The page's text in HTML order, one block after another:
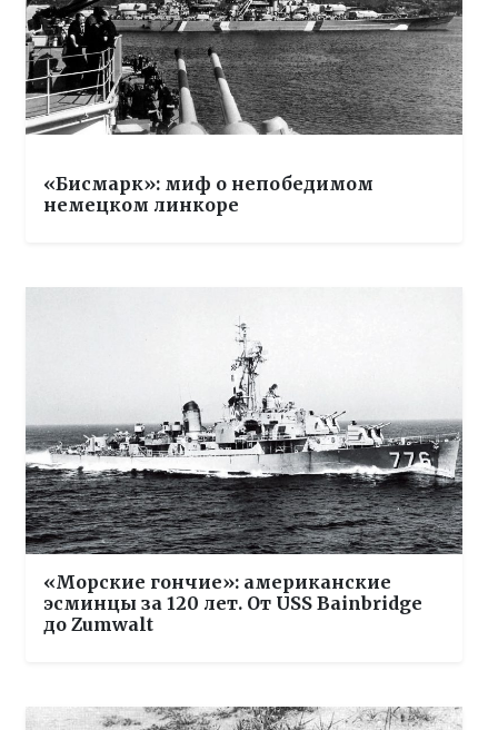
«Бисмарк»: миф о непобедимом
немецком линкоре
«Морские гончие»: американские
эсминцы за 120 лет. От USS Bainbridge
до Zumwalt